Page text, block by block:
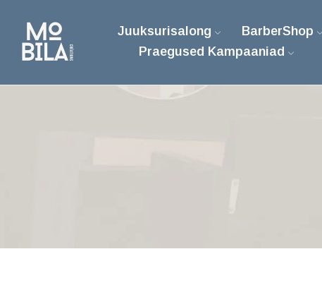
Juuksurisalong BarberShop
Praegused Kampaaniad